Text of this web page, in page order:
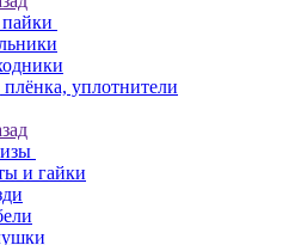
уплотнители
и гайки